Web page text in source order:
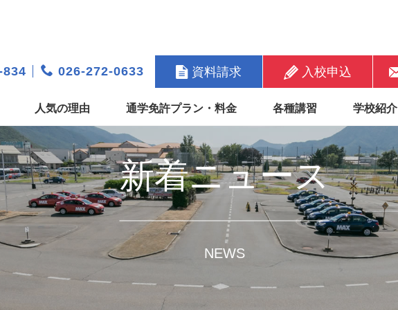
026-272-0633 資料請求 入校申込
人気の理由 通学免許プラン・料金 各種講習 学校紹介
新着ニュース
NEWS